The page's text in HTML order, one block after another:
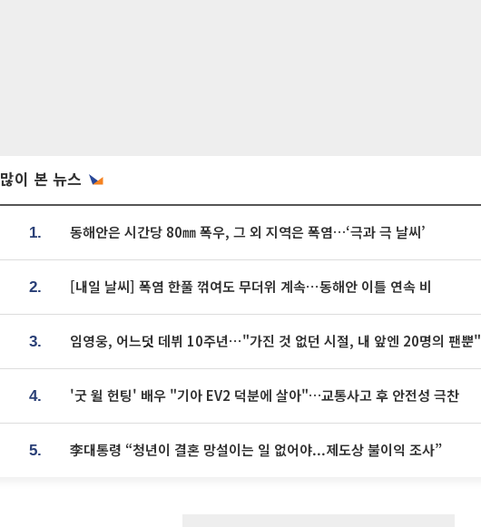
많이 본 뉴스
1. 동해안은 시간당 80㎜ 폭우, 그 외 지역은 폭염…‘극과 극 날씨’
2. [내일 날씨] 폭염 한풀 꺾여도 무더위 계속⋯동해안 이틀 연속 비
3. 임영웅, 어느덧 데뷔 10주년⋯"가진 것 없던 시절, 내 앞엔 20명의 팬뿐"
4. '굿 윌 헌팅' 배우 "기아 EV2 덕분에 살아"…교통사고 후 안전성 극찬
5. 李대통령 “청년이 결혼 망설이는 일 없어야...제도상 불이익 조사”